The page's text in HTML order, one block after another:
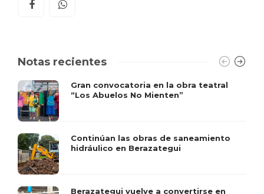
Notas recientes
Gran convocatoria en la obra teatral
“Los Abuelos No Mienten”
Continúan las obras de saneamiento
hidráulico en Berazategui
Berazategui vuelve a convertirse en